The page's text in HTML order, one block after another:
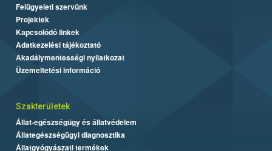
Felügyeleti szervünk
Projektek
Kapcsolódó linkek
Adatkezelési tájékoztató
Akadálymentességi nyilatkozat
Üzemeltetési információ
Szakterületek
Állat-egészségügy és állatvédelem
Állategészségügyi diagnosztika
Állatgyógyászati termékek